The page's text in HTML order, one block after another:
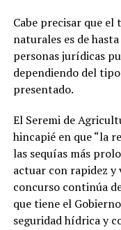
Cabe precisar que el
naturales es de
personas jurídicas
dependiendo del
presentado.
El Seremi de
hincapié en que “la
las sequías más
actuar con rapidez y
concurso continúa
que tiene el
seguridad hídrica y